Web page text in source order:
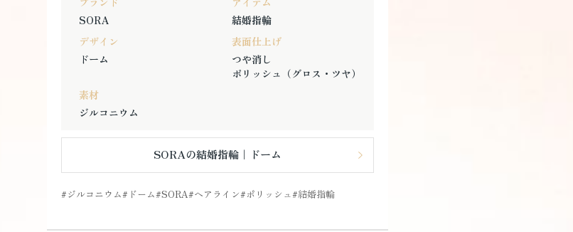
SORA
結婚指輪
デザイン
ドーム
表面仕上げ
つや消し
ポリッシュ（グロス・ツヤ）
素材
ジルコニウム
SORAの結婚指輪｜ドーム
ジルコニウム ドーム SORA ヘアライン ポリッシュ 結婚指輪